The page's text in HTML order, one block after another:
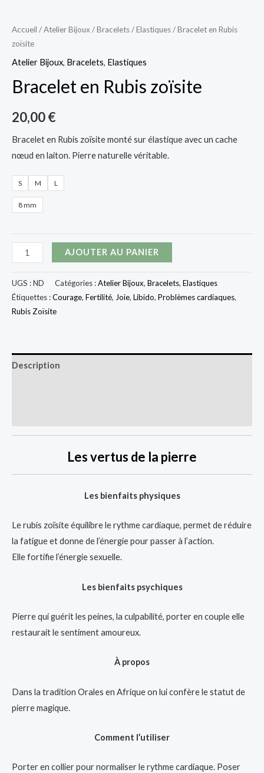
Accueil /Atelier Bijoux /Bracelets/Elastiques/ Bracelet en Rubis
zoïsite
Atelier Bijoux, Bracelets, Elastiques
Bracelet en Rubis zoïsite
20,00€
Bracelet en Rubis zoïsite monté sur élastique avec un cache
nœud en laiton. Pierre naturelle véritable.
S M L
8 mm
quantité
de
Bracelet
en
Rubis
AJOUTER AU PANIER
UGS :ND Catégories :Atelier Bijoux, Bracelets, Elastiques
Étiquettes :Courage, Fertilité, Joie, Libido, Problèmes cardiaques,
Rubis Zoïsite
Description
Les vertus de la pierre
Les bienfaits physiques
Le rubis zoïsite équilibre le rythme cardiaque, permet de réduire
la fatigue et donne de l’énergie pour passer à l’action.
Elle fortifie l’énergie sexuelle.
Les bienfaits psychiques
Pierre qui guérit les peines, la culpabilité, porter en couple elle
restaurait le sentiment amoureux.
À propos
Dans la tradition Orales en Afrique on lui confère le statut de
pierre magique.
Comment l’utiliser
Porter en collier pour normaliser le rythme cardiaque. Poser